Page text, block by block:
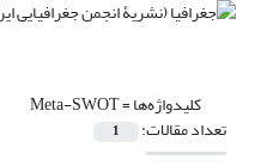
کلیدواژه‌ها =Meta-SWOT
تعداد مقالات: 1